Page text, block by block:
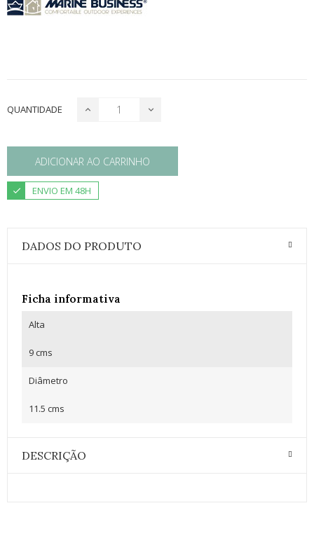
QUANTIDADE
ADICIONAR AO CARRINHO
ENVIO EM 48H
DADOS DO PRODUTO
Ficha informativa
Alta
9 cms
Diâmetro
11.5 cms
DESCRIÇÃO